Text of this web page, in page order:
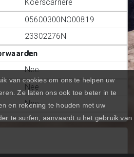
Koerscarriere
05600300NO00819
23302276N
Ja
Nee
Nee
Nee
van cookies om ons te helpen uw
Ze laten ons ook toe beter in te
en rekening te houden met uw
te surfen, aanvaardt u het gebruik van